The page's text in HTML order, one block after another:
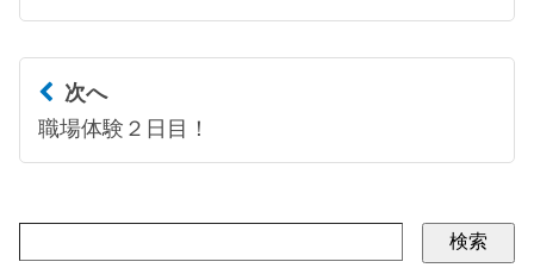
次へ
職場体験２日目！
検索